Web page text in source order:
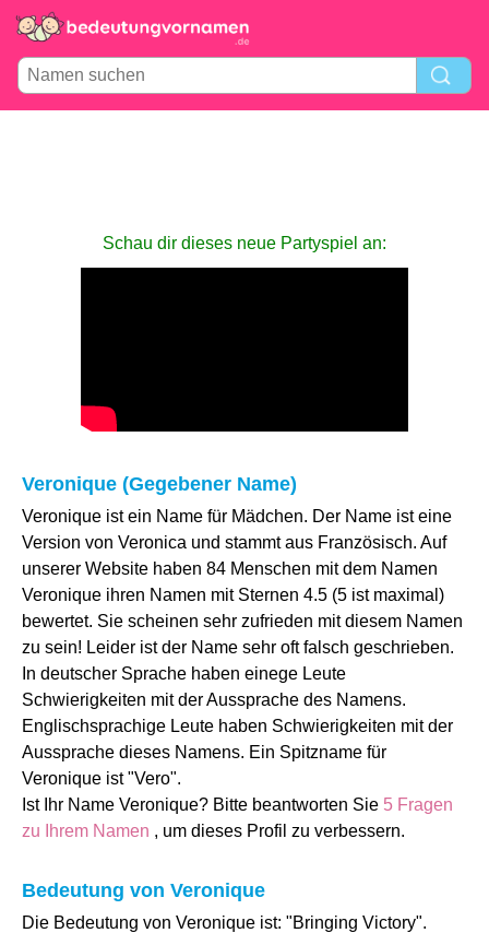
Schau dir dieses neue Partyspiel an:
Veronique (Gegebener Name)
Veronique ist ein Name für Mädchen. Der Name ist eine
Version von Veronica und stammt aus Französisch. Auf
unserer Website haben 84 Menschen mit dem Namen
Veronique ihren Namen mit Sternen 4.5 (5 ist maximal)
bewertet. Sie scheinen sehr zufrieden mit diesem Namen
zu sein! Leider ist der Name sehr oft falsch geschrieben.
In deutscher Sprache haben einege Leute
Schwierigkeiten mit der Aussprache des Namens.
Englischsprachige Leute haben Schwierigkeiten mit der
Aussprache dieses Namens. Ein Spitzname für
Veronique ist "Vero".
Ist Ihr Name Veronique? Bitte beantworten Sie 5 Fragen
zu Ihrem Namen , um dieses Profil zu verbessern.
Bedeutung von Veronique
Die Bedeutung von Veronique ist: "Bringing Victory".